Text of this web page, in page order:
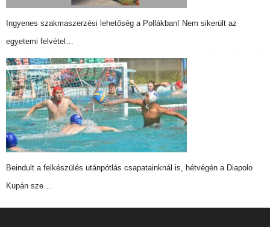
Ingyenes szakmaszerzési lehetőség a Pollákban! Nem sikerült az
egyetemi felvétel…
Beindult a felkészülés utánpótlás csapatainknál is, hétvégén a Diapolo
Kupán sze…